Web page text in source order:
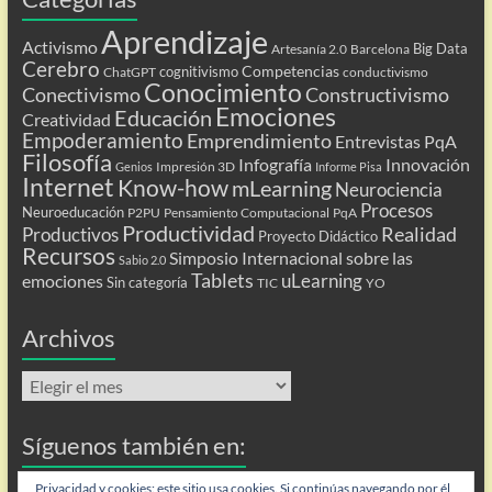
Activismo Aprendizaje Artesanía 2.0 Barcelona Big Data
Cerebro ChatGPT cognitivismo Competencias conductivismo
ConectivismoConocimientoConstructivismo
Creatividad Educación Emociones
Empoderamiento Emprendimiento Entrevistas PqA
Filosofía Genios Impresión 3D Infografía Informe Pisa Innovación
Internet Know-howmLearning Neurociencia
Neuroeducación P2PU Pensamiento Computacional PqA Procesos
Productivos Productividad Proyecto Didáctico Realidad
Recursos Sabio 2.0 Simposio Internacional sobre las
emociones Sin categoría Tablets TIC uLearning YO
Archivos
Archivos
Síguenos también en:
Privacidad y cookies: este sitio usa cookies. Si continúas navegando por él,